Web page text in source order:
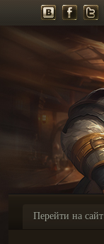
Перейти на сайт